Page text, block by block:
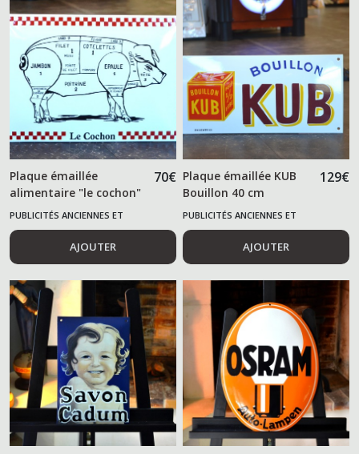
Plaque émaillée
alimentaire "le cochon"
70€
PUBLICITÉS ANCIENNES ET
ALIMENTAIRES
AJOUTER
Plaque émaillée KUB
Bouillon 40 cm
129€
PUBLICITÉS ANCIENNES ET
ALIMENTAIRES
AJOUTER